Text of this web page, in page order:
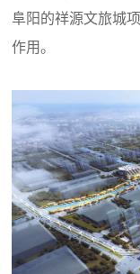
阜阳的祥源文旅城
作用。